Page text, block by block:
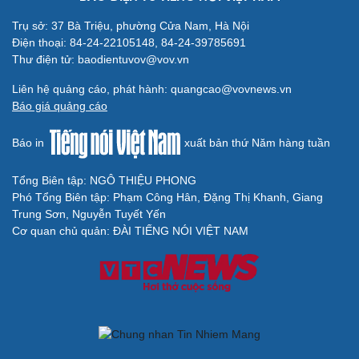
Cải chính
Trụ sở: 37 Bà Triệu, phường Cửa Nam, Hà Nội
Điện thoại: 84-24-22105148, 84-24-39785691
Thư điện tử: baodientuvov@vov.vn
Liên hệ quảng cáo, phát hành: quangcao@vovnews.vn
Báo giá quảng cáo
Báo in xuất bản thứ Năm hàng tuần
Tổng Biên tập: NGÔ THIỆU PHONG
Phó Tổng Biên tập: Phạm Công Hân, Đặng Thị Khanh, Giang
Trung Sơn, Nguyễn Tuyết Yến
Cơ quan chủ quản: ĐÀI TIẾNG NÓI VIỆT NAM